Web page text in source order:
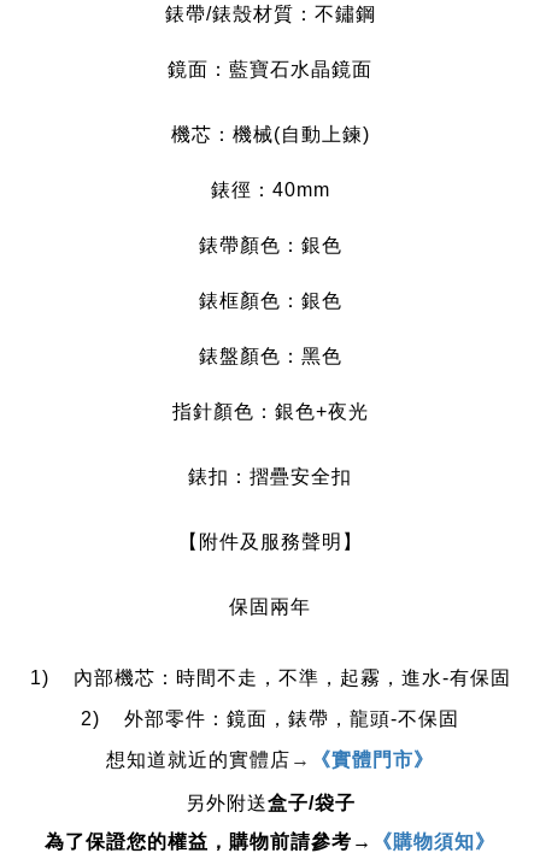
錶帶/錶殼材質：不鏽鋼
鏡面：藍寶石水晶鏡面
機芯：機械(自動上鍊)
錶徑：40mm
錶帶顏色：銀色
錶框顏色：銀色
錶盤顏色：黑色
指針顏色：銀色+夜光
錶扣：摺疊安全扣
【附件及服務聲明】
保固兩年
1)    內部機芯：時間不走，不準，起霧，進水-有保固
2)    外部零件：鏡面，錶帶，龍頭-不保固
想知道就近的實體店 → 《實體門市》
另外附送盒子/袋子
為了保證您的權益，購物前請參考→
《購物須知》